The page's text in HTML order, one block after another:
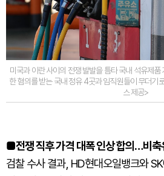
미국과 이란 사이의 전쟁 발발을 틈타 국내 석유제
한 혐의를 받는 국내 정유 4곳과 임직원들이 무더기
스 제공>
■전쟁 직후 가격 대폭 인상 합의…비축
검찰 수사 결과, HD현대오일뱅크와